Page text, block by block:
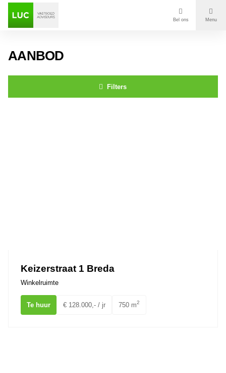
Bel ons Menu
AANBOD
Filters
Keizerstraat 1 Breda
Winkelruimte
Te huur € 128.000,- / jr 750 m2